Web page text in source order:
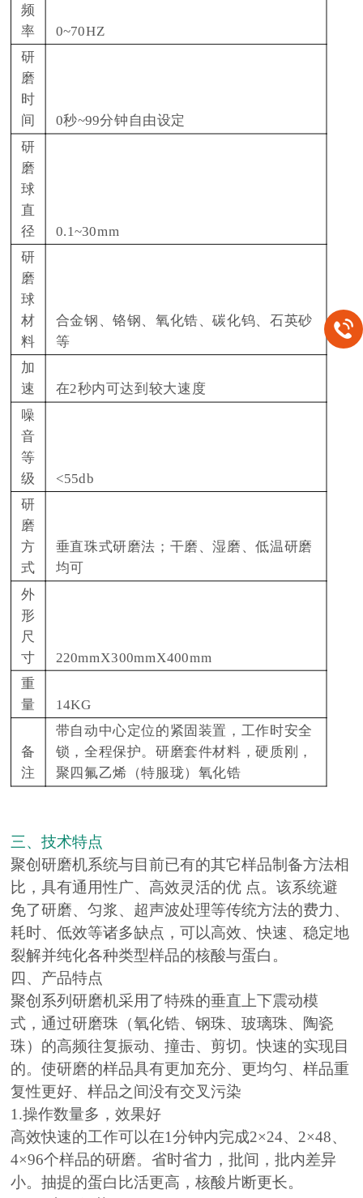
频
率
0~70HZ
研
磨
时
间
0秒~99分钟自由设定
研
磨
球
直
径
0.1~30mm
研
磨
球
材
料
合金钢、铬钢、氧化锆、碳化钨、石英砂
等
加
速
在2秒内可达到较大速度
噪
音
等
级
<55db
研
磨
方
式
垂直珠式研磨法；干磨、湿磨、低温研磨
均可
外
形
尺
寸
220mmX300mmX400mm
重
量 14KG
备
注
带自动中心定位的紧固装置，工作时安全
锁，全程保护。研磨套件材料，硬质刚，
聚四氟乙烯（特服珑）氧化锆
三、技术特点
聚创研磨机系统与目前已有的其它样品制备方法相
比，具有通用性广、高效灵活的优 点。该系统避
免了研磨、匀浆、超声波处理等传统方法的费力、
耗时、低效等诸多缺点，可以高效、快速、稳定地
裂解并纯化各种类型样品的核酸与蛋白。
四、产品特点
聚创系列研磨机采用了特殊的垂直上下震动模
式，通过研磨珠（氧化锆、钢珠、玻璃珠、陶瓷
珠）的高频往复振动、撞击、剪切。快速的实现目
的。使研磨的样品具有更加充分、更均匀、样品重
复性更好、样品之间没有交叉污染
1.操作数量多，效果好
高效快速的工作可以在1分钟内完成2×24、2×48、
4×96个样品的研磨。省时省力，批间，批内差异
小。抽提的蛋白比活更高，核酸片断更长。